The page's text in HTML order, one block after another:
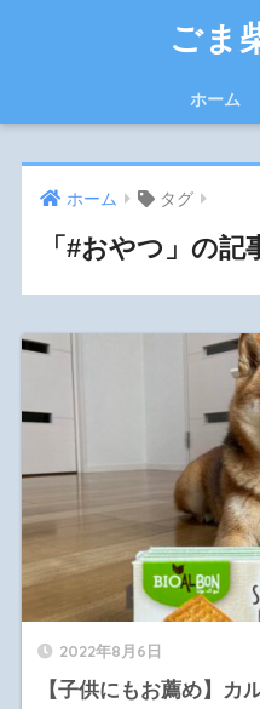
ごま
ホーム
ホーム タグ
「#おやつ」の記
2022年8月6日
【子供にもお薦め】カ